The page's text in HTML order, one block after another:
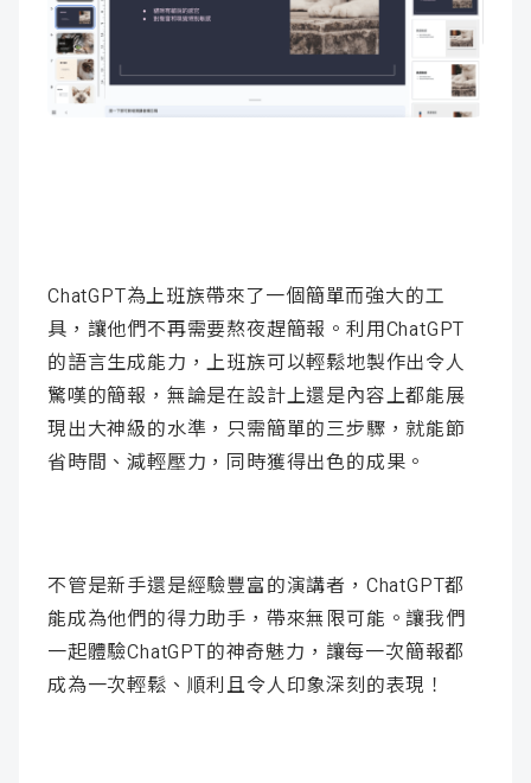
ChatGPT為上班族帶來了一個簡單而強大的工
具，讓他們不再需要熬夜趕簡報。利用ChatGPT
的語言生成能力，上班族可以輕鬆地製作出令人
驚嘆的簡報，無論是在設計上還是內容上都能展
現出大神級的水準，只需簡單的三步驟，就能節
省時間、減輕壓力，同時獲得出色的成果。
不管是新手還是經驗豐富的演講者，ChatGPT都
能成為他們的得力助手，帶來無限可能。讓我們
一起體驗ChatGPT的神奇魅力，讓每一次簡報都
成為一次輕鬆、順利且令人印象深刻的表現！